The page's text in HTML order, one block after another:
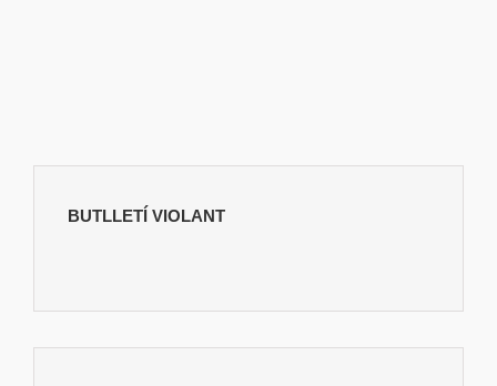
BUTLLETÍ VIOLANT